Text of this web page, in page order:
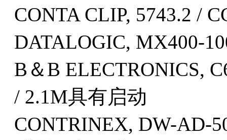
CONTA CLIP, 5743.2 /
DATALOGIC, MX400-
B＆B ELECTRONICS,
/ 2.1M具有启动
CONTRINEX, DW-AD-